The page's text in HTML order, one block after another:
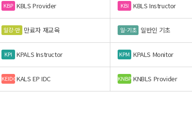
KBP KBLS Provider KBI KBLS Instructor
일강-만 만료자 재교육 일-기초 일반인 기초
KPI KPALS Instructor KPM KPALS Monitor
KEIDCKALS EP IDC KNBP KNBLS Provider